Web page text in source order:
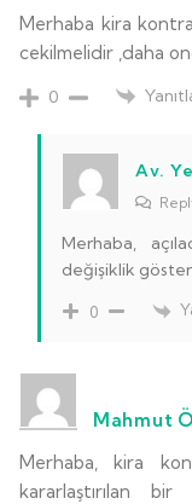
Merhaba kira
cekilmelidir ,daha
0
Av.
Merhaba,
değişiklik
0
Mahmut
Merhaba, kira
kararlaştırılan